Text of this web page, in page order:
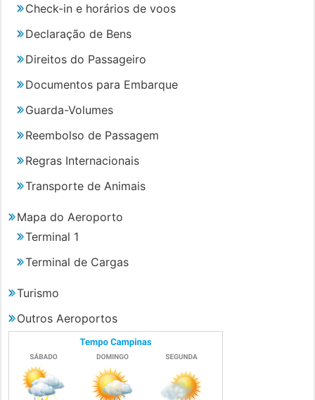
Check-in e horários de voos
Declaração de Bens
Direitos do Passageiro
Documentos para Embarque
Guarda-Volumes
Reembolso de Passagem
Regras Internacionais
Transporte de Animais
Mapa do Aeroporto
Terminal 1
Terminal de Cargas
Turismo
Outros Aeroportos